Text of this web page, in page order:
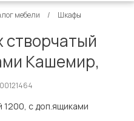
мебели Шкафы
Кашемир,